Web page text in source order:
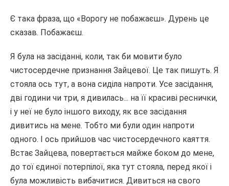
Є така фраза, що «Ворогу не побажаєш». Дурень це
сказав. Побажаєш.
Я була на засіданні, коли, так би мовити було
чистосердечне признання Зайцевої. Це так пишуть. Я
стояла ось тут, а вона сиділа напроти. Усе засідання,
дві години чи три, я дивилась... на її красиві реснички,
і у неї не було іншого виходу, як все засідання
дивитись на мене. Тобто ми були один напроти
одного. І ось прийшов час чистосердечного каяття.
Встає Зайцева, повертається майже боком до мене,
до тої єдиної потерпілої, яка тут стояла, перед якої і
була можливість вибачитися. Дивиться на свого